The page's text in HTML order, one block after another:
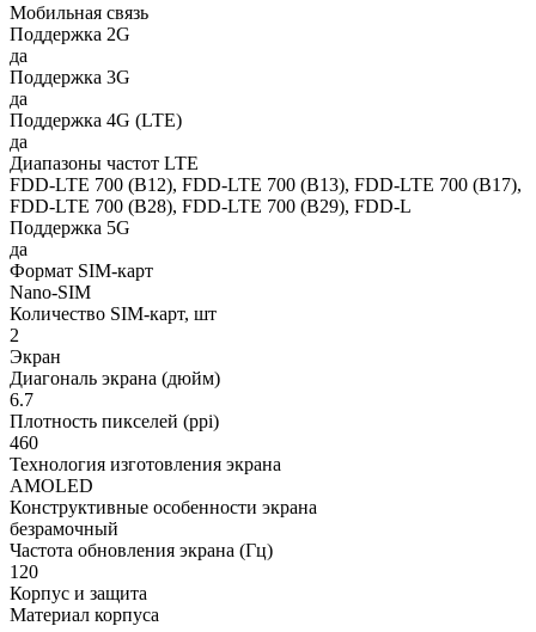
Deep
Purple
Мобильная связь
Поддержка 2G
да
Поддержка 3G
да
Поддержка 4G (LTE)
да
Диапазоны частот LTE
FDD-LTE 700 (B12), FDD-LTE 700 (B13), FDD-LTE 700 (B17),
FDD-LTE 700 (B28), FDD-LTE 700 (B29), FDD-L
Поддержка 5G
да
Формат SIM-карт
Nano-SIM
Количество SIM-карт, шт
2
Экран
Диагональ экрана (дюйм)
6.7
Плотность пикселей (ppi)
460
Технология изготовления экрана
AMOLED
Конструктивные особенности экрана
безрамочный
Частота обновления экрана (Гц)
120
Корпус и защита
Материал корпуса